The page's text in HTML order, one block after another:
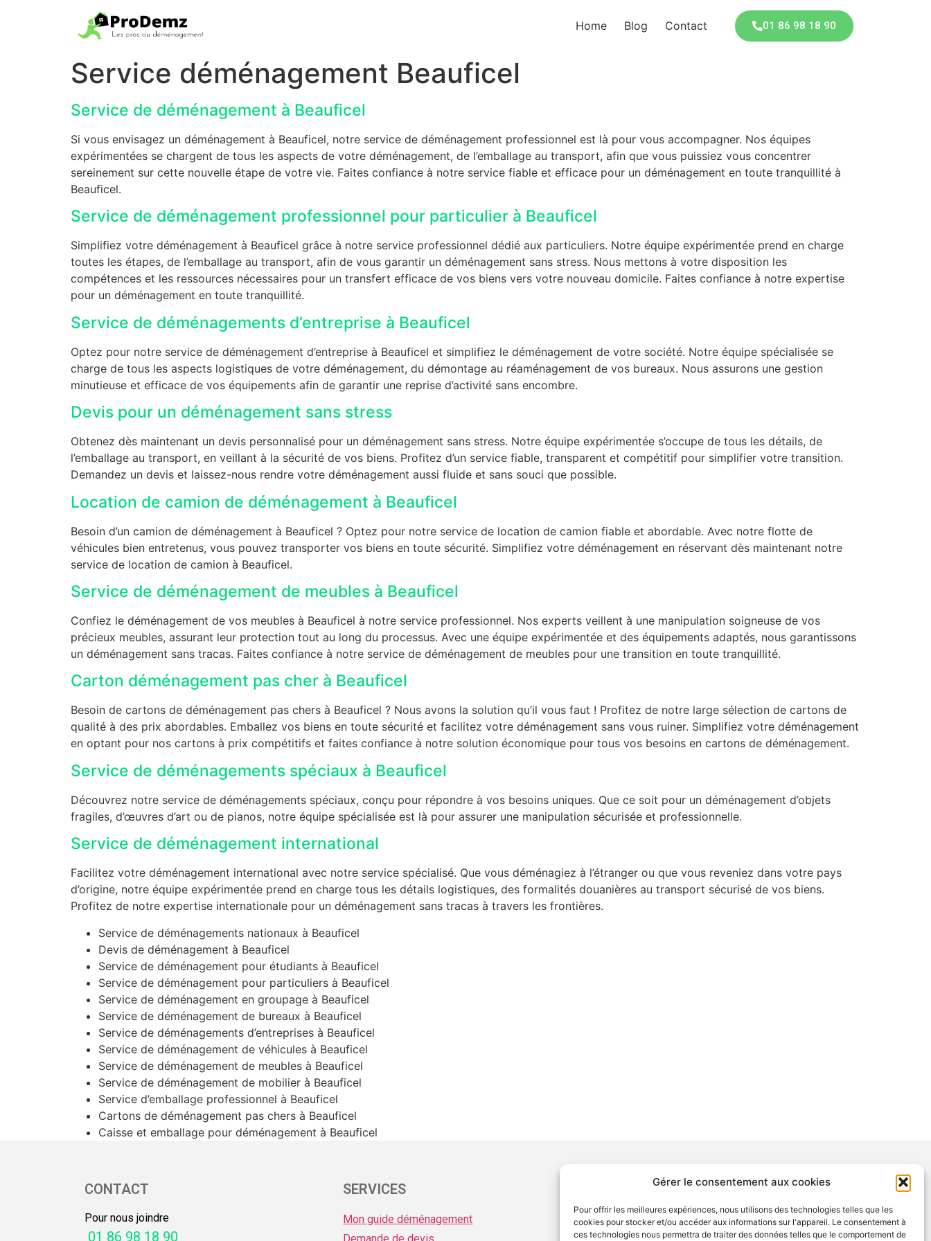
Gérer le consentement aux cookies
Pour offrir les meilleures expériences, nous utilisons des technologies telles que les
cookies pour stocker et/ou accéder aux informations sur l'appareil. Le consentement à
ces technologies nous permettra de traiter des données telles que le comportement de
Home Blog Contact 01 86 98 18 90
Service déménagement Beauficel
Service de déménagement à Beauficel
Si vous envisagez un déménagement à Beauficel, notre service de déménagement professionnel est là pour vous accompagner. Nos équipes
expérimentées se chargent de tous les aspects de votre déménagement, de l’emballage au transport, afin que vous puissiez vous concentrer
sereinement sur cette nouvelle étape de votre vie. Faites confiance à notre service fiable et efficace pour un déménagement en toute tranquillité à
Beauficel.
Service de déménagement professionnel pour particulier à Beauficel
Simplifiez votre déménagement à Beauficel grâce à notre service professionnel dédié aux particuliers. Notre équipe expérimentée prend en charge
toutes les étapes, de l’emballage au transport, afin de vous garantir un déménagement sans stress. Nous mettons à votre disposition les
compétences et les ressources nécessaires pour un transfert efficace de vos biens vers votre nouveau domicile. Faites confiance à notre expertise
pour un déménagement en toute tranquillité.
Service de déménagements d’entreprise à Beauficel
Optez pour notre service de déménagement d’entreprise à Beauficel et simplifiez le déménagement de votre société. Notre équipe spécialisée se
charge de tous les aspects logistiques de votre déménagement, du démontage au réaménagement de vos bureaux. Nous assurons une gestion
minutieuse et efficace de vos équipements afin de garantir une reprise d’activité sans encombre.
Devis pour un déménagement sans stress
Obtenez dès maintenant un devis personnalisé pour un déménagement sans stress. Notre équipe expérimentée s’occupe de tous les détails, de
l’emballage au transport, en veillant à la sécurité de vos biens. Profitez d’un service fiable, transparent et compétitif pour simplifier votre transition.
Demandez un devis et laissez-nous rendre votre déménagement aussi fluide et sans souci que possible.
Location de camion de déménagement à Beauficel
Besoin d’un camion de déménagement à Beauficel ? Optez pour notre service de location de camion fiable et abordable. Avec notre flotte de
véhicules bien entretenus, vous pouvez transporter vos biens en toute sécurité. Simplifiez votre déménagement en réservant dès maintenant notre
service de location de camion à Beauficel.
Service de déménagement de meubles à Beauficel
Confiez le déménagement de vos meubles à Beauficel à notre service professionnel. Nos experts veillent à une manipulation soigneuse de vos
précieux meubles, assurant leur protection tout au long du processus. Avec une équipe expérimentée et des équipements adaptés, nous garantissons
un déménagement sans tracas. Faites confiance à notre service de déménagement de meubles pour une transition en toute tranquillité.
Carton déménagement pas cher à Beauficel
Besoin de cartons de déménagement pas chers à Beauficel ? Nous avons la solution qu’il vous faut ! Profitez de notre large sélection de cartons de
qualité à des prix abordables. Emballez vos biens en toute sécurité et facilitez votre déménagement sans vous ruiner. Simplifiez votre déménagement
en optant pour nos cartons à prix compétitifs et faites confiance à notre solution économique pour tous vos besoins en cartons de déménagement.
Service de déménagements spéciaux à Beauficel
Découvrez notre service de déménagements spéciaux, conçu pour répondre à vos besoins uniques. Que ce soit pour un déménagement d’objets
fragiles, d’œuvres d’art ou de pianos, notre équipe spécialisée est là pour assurer une manipulation sécurisée et professionnelle.
Service de déménagement international
Facilitez votre déménagement international avec notre service spécialisé. Que vous déménagiez à l’étranger ou que vous reveniez dans votre pays
d’origine, notre équipe expérimentée prend en charge tous les détails logistiques, des formalités douanières au transport sécurisé de vos biens.
Profitez de notre expertise internationale pour un déménagement sans tracas à travers les frontières.
Service de déménagements nationaux à Beauficel
Devis de déménagement à Beauficel
Service de déménagement pour étudiants à Beauficel
Service de déménagement pour particuliers à Beauficel
Service de déménagement en groupage à Beauficel
Service de déménagement de bureaux à Beauficel
Service de déménagements d’entreprises à Beauficel
Service de déménagement de véhicules à Beauficel
Service de déménagement de meubles à Beauficel
Service de déménagement de mobilier à Beauficel
Service d’emballage professionnel à Beauficel
Cartons de déménagement pas chers à Beauficel
Caisse et emballage pour déménagement à Beauficel
CONTACT
Pour nous joindre
01 86 98 18 90
SERVICES
Mon guide déménagement
Demande de devis
MENTIONS
Mentions légales
Protection des données